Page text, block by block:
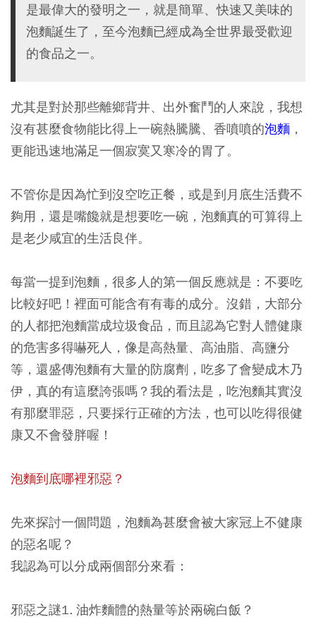
是最偉大的發明之一，就是簡單、快速又美味的
泡麵誕生了，至今泡麵已經成為全世界最受歡迎
的食品之一。
尤其是對於那些離鄉背井、出外奮鬥的人來說，我想
沒有甚麼食物能比得上一碗熱騰騰、香噴噴的泡麵 ，
更能迅速地滿足一個寂寞又寒冷的胃了。
不管你是因為忙到沒空吃正餐，或是到月底生活費不
夠用，還是嘴饞就是想要吃一碗，泡麵真的可算得上
是老少咸宜的生活良伴。
每當一提到泡麵，很多人的第一個反應就是：不要吃
比較好吧！裡面可能含有有毒的成分。沒錯，大部分
的人都把泡麵當成垃圾食品，而且認為它對人體健康
的危害多得嚇死人，像是高熱量、高油脂、高鹽分
等，還盛傳泡麵有大量的防腐劑，吃多了會變成木乃
伊，真的有這麼誇張嗎？我的看法是，吃泡麵其實沒
有那麼罪惡，只要採行正確的方法，也可以吃得很健
康又不會發胖喔！
泡麵到底哪裡邪惡？
先來探討一個問題，泡麵為甚麼會被大家冠上不健康
的惡名呢？
我認為可以分成兩個部分來看：
邪惡之謎1. 油炸麵體的熱量等於兩碗白飯？